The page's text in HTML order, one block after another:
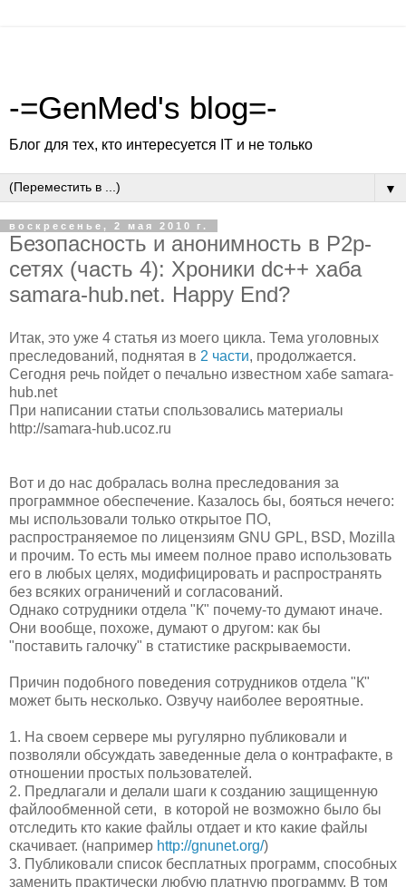
-=GenMed's blog=-
Блог для тех, кто интересуется IT и не только
▼
воскресенье, 2 мая 2010 г.
Безопасность и анонимность в P2p-
сетях (часть 4): Хроники dc++ хаба
samara-hub.net. Happy End?
Итак, это уже 4 статья из моего цикла. Тема уголовных
преследований, поднятая в 2 части, продолжается.
Сегодня речь пойдет о печально известном хабе samara-
hub.net
При написании статьи спользовались материалы
http://samara-hub.ucoz.ru
Вот и до нас добралась волна преследования за
программное обеспечение. Казалось бы, бояться нечего:
мы использовали только открытое ПО,
распространяемое по лицензиям GNU GPL, BSD, Mozilla
и прочим. То есть мы имеем полное право использовать
его в любых целях, модифицировать и распространять
без всяких ограничений и согласований.
Однако сотрудники отдела "К" почему-то думают иначе.
Они вообще, похоже, думают о другом: как бы
"поставить галочку" в статистике раскрываемости.
Причин подобного поведения сотрудников отдела "К"
может быть несколько. Озвучу наиболее вероятные.
1. На своем сервере мы ругулярно публиковали и
позволяли обсуждать заведенные дела о контрафакте, в
отношении простых пользователей.
2. Предлагали и делали шаги к созданию защищенную
файлообменной сети, в которой не возможно было бы
отследить кто какие файлы отдает и кто какие файлы
скачивает. (например http://gnunet.org/)
3. Публиковали список бесплатных программ, способных
заменить практически любую платную программу. В том